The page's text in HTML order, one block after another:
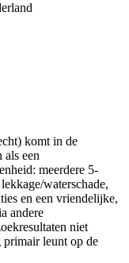
komt in de
als een
meerdere 5-
waterschade,
en een vriendelijke,
andere
niet
primair leunt op de